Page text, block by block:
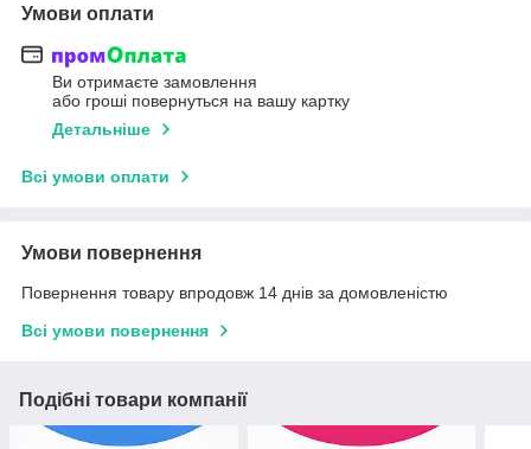
Умови оплати
Ви отримаєте замовлення
або гроші повернуться на вашу картку
Детальніше
Всі умови оплати
Умови повернення
Повернення товару впродовж 14 днів за домовленістю
Всі умови повернення
Подібні товари компанії